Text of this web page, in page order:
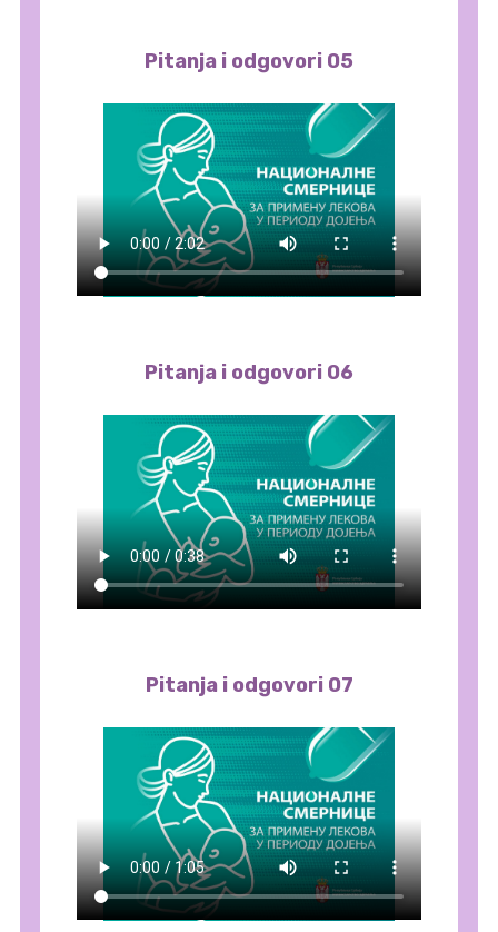
Pitanja i odgovori 05
Pitanja i odgovori 06
Pitanja i odgovori 07